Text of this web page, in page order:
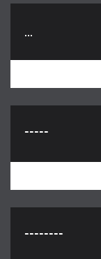
...
-----
--------